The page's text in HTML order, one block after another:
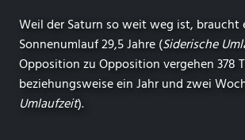
Weil der Saturn so weit weg ist, braucht
Sonnenumlauf 29,5 Jahre (Siderische
Opposition zu Opposition vergehen 378
beziehungsweise ein Jahr und zwei
Umlaufzeit).